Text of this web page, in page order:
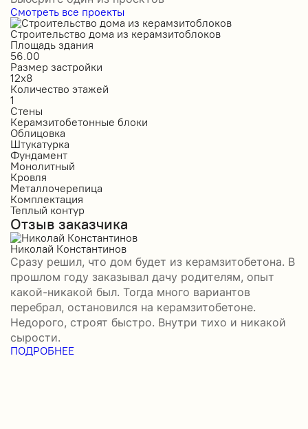
Смотреть все проекты
Строительство дома из керамзитоблоков
Площадь здания
56.00
Размер застройки
12х8
Количество этажей
1
Стены
Керамзитобетонные блоки
Облицовка
Штукатурка
Фундамент
Монолитный
Кровля
Металлочерепица
Комплектация
Теплый контур
Отзыв заказчика
Николай Константинов
Сразу решил, что дом будет из керамзитобетона. В
прошлом году заказывал дачу родителям, опыт
какой-никакой был. Тогда много вариантов
перебрал, остановился на керамзитобетоне.
Недорого, строят быстро. Внутри тихо и никакой
сырости.
ПОДРОБНЕЕ